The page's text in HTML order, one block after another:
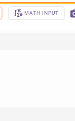
MATH INPUT